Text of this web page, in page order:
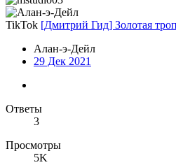
TikTok [Дмитрий Гид] Золотая
Алан-э-Дейл
29 Дек 2021
Ответы
3
Просмотры
5K